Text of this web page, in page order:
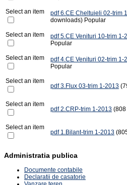
Select an item
pdf 6.CE Cheltuieli 02-trim
downloads) Popular
Select an item
pdf 5.CE Venituri 10-trim 1-
Popular
Select an item
pdf 4.CE Venituri 02-trim 1-
Popular
Select an item
pdf 3.Flux 03-trim 1-2013
Select an item
pdf 2.CRP-trim 1-2013
Select an item
pdf 1.Bilant-trim 1-2013
Administratia publica
Documente contabile
Declaratii de casatorie